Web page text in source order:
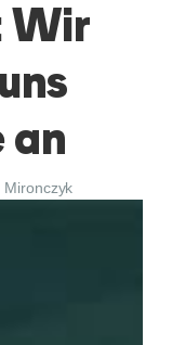
Wir
an
Mironczyk